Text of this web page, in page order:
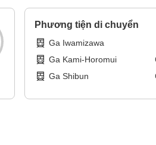
Phương tiện di chuyển
Ga Iwamizawa
Ga Kami-Horomui
Ga Shibun